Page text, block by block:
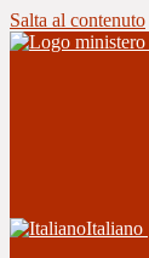
Salta al contenuto
Italiano